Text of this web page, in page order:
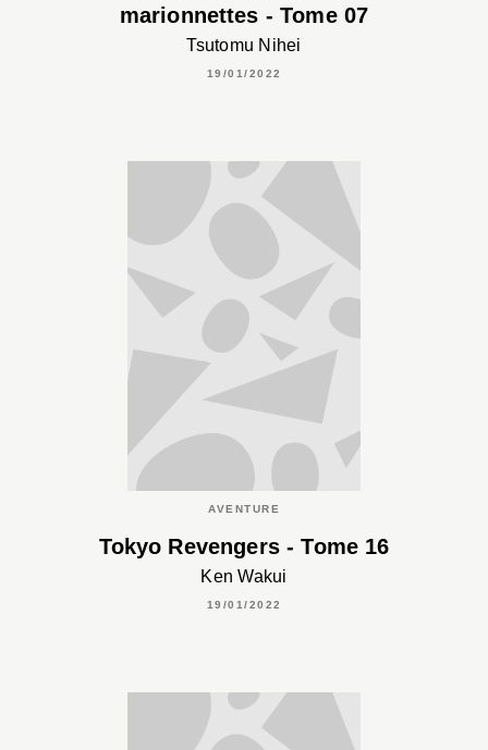
marionnettes - Tome 07
Tsutomu Nihei
19/01/2022
AVENTURE
Tokyo Revengers - Tome 16
Ken Wakui
19/01/2022